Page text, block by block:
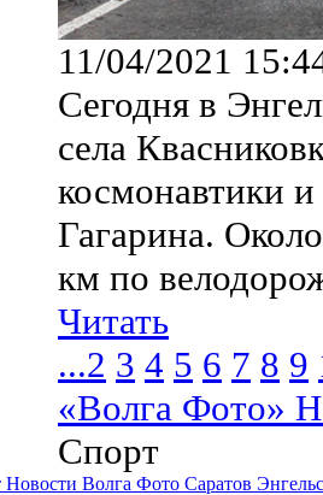
11/04/2021
Сегодня в
села
космонавтики
Гагарина.
км по
Читать
...2 3 4 5 6 7 8 9
«Волга Фото»
Спорт
Волга Фото Саратов Энгельс